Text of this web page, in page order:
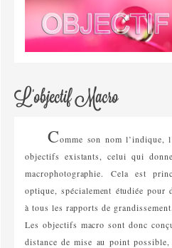
L'objectif Macro
Comme son nom l’indique,
objectifs existants, celui qui
macrophotographie. Cela est
optique, spécialement étudiée pour
à tous les rapports de grandissement.
Les objectifs macro sont donc
distance de mise au point possible,